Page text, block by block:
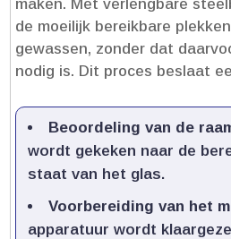
maken.​ Met verlengbare
de moeilijk bereikbare
gewassen, zonder dat
nodig is.​ Dit proces beslaat
Beoordeling van de
wordt gekeken naar de
staat van het glas.​
Voorbereiding van het
apparatuur wordt